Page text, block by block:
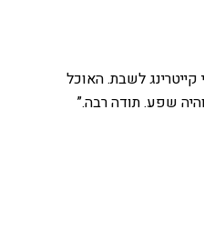
לשבת. האוכל
שפע. תודה רבה.”